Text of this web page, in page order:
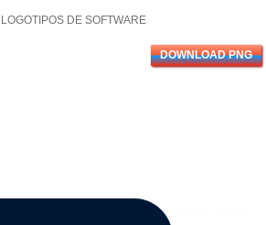
LOGOTIPOS DE SOFTWARE
DOWNLOAD PNG